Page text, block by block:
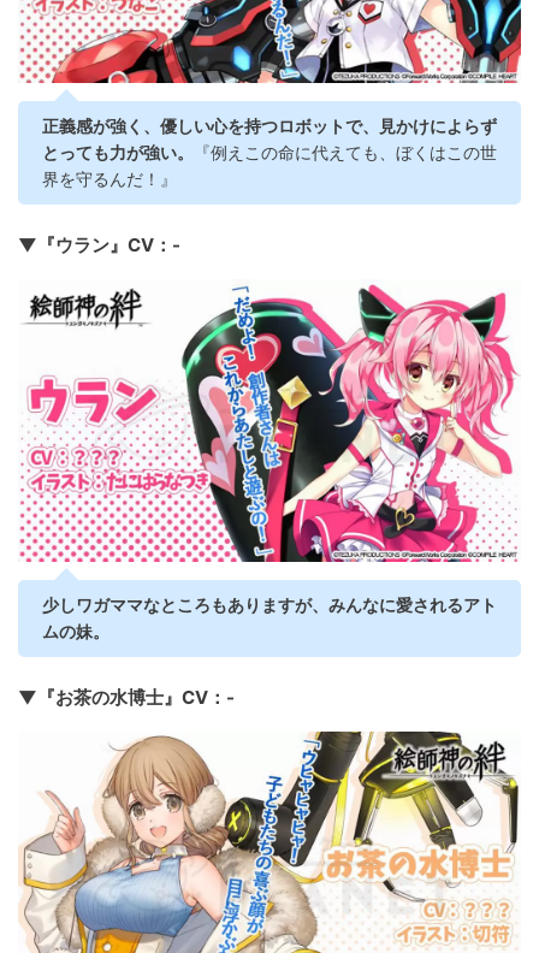
正義感が強く、優しい心を持つロボットで、見かけによらず
とっても力が強い。
『例えこの命に代えても、ぼくはこの世
界を守るんだ！』
▼『ウラン』CV：-
少しワガママなところもありますが、みんなに愛されるアト
ムの妹。
▼『お茶の水博士』CV：-